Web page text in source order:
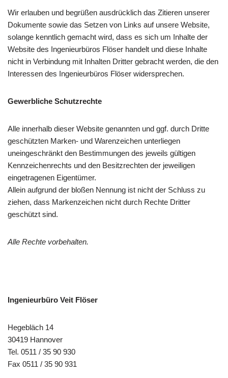
Wir erlauben und begrüßen ausdrücklich das Zitieren unserer
Dokumente sowie das Setzen von Links auf unsere Website,
solange kenntlich gemacht wird, dass es sich um Inhalte der
Website des Ingenieurbüros Flöser handelt und diese Inhalte
nicht in Verbindung mit Inhalten Dritter gebracht werden, die den
Interessen des Ingenieurbüros Flöser widersprechen.
Gewerbliche Schutzrechte
Alle innerhalb dieser Website genannten und ggf. durch Dritte
geschützten Marken- und Warenzeichen unterliegen
uneingeschränkt den Bestimmungen des jeweils gültigen
Kennzeichenrechts und den Besitzrechten der jeweiligen
eingetragenen Eigentümer.
Allein aufgrund der bloßen Nennung ist nicht der Schluss zu
ziehen, dass Markenzeichen nicht durch Rechte Dritter
geschützt sind.
Alle Rechte vorbehalten.
Ingenieurbüro Veit Flöser
Hegebläch 14
30419 Hannover
Tel. 0511 / 35 90 930
Fax 0511 / 35 90 931